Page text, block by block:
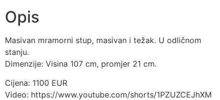
Opis
Masivan mramorni stup, masivan i težak. U odličnom
stanju.
Dimenzije: Visina 107 cm, promjer 21 cm.
Cijena: 1100 EUR
Video: https://www.youtube.com/shorts/1PZUZCEJhXM